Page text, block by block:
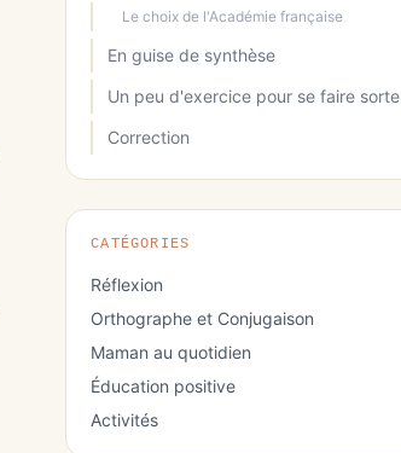
Le choix de l'Académie française
En guise de synthèse
Un peu d'exercice pour se faire sorte
Correction
CATÉGORIES
Réflexion
Orthographe et Conjugaison
Maman au quotidien
Éducation positive
Activités